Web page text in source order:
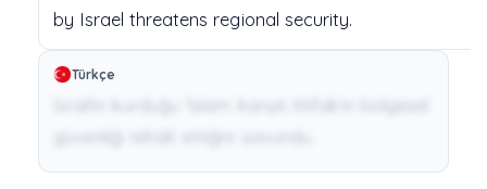
by Israel threatens regional security.
Türkçe